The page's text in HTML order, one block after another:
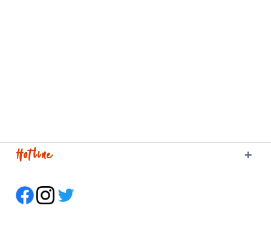
Hotline